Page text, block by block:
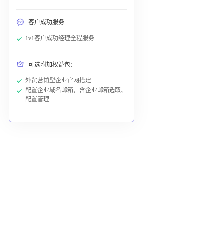
客户成功服务
1v1客户成功经理全程服务
可选附加权益包：
外贸营销型企业官网搭建
配置企业域名邮箱，含企业邮箱选取、
配置管理